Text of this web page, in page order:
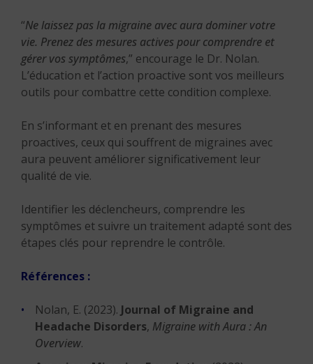
“Ne laissez pas la migraine avec aura dominer votre
vie. Prenez des mesures actives pour comprendre et
gérer vos symptômes,” encourage le Dr. Nolan.
L’éducation et l’action proactive sont vos meilleurs
outils pour combattre cette condition complexe.
En s’informant et en prenant des mesures
proactives, ceux qui souffrent de migraines avec
aura peuvent améliorer significativement leur
qualité de vie.
Identifier les déclencheurs, comprendre les
symptômes et suivre un traitement adapté sont des
étapes clés pour reprendre le contrôle.
Références :
Nolan, E. (2023). Journal of Migraine and
Headache Disorders, Migraine with Aura : An
Overview.